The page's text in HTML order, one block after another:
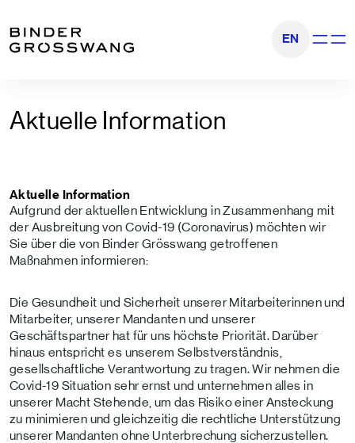
EN
Aktuelle Information
Aktuelle Information
Aufgrund der aktuellen Entwicklung in Zusammenhang mit
der Ausbreitung von Covid-19 (Coronavirus) möchten wir
Sie über die von Binder Grösswang getroffenen
Maßnahmen informieren:
Die Gesundheit und Sicherheit unserer Mitarbeiterinnen und
Mitarbeiter, unserer Mandanten und unserer
Geschäftspartner hat für uns höchste Priorität. Darüber
hinaus entspricht es unserem Selbstverständnis,
gesellschaftliche Verantwortung zu tragen. Wir nehmen die
Covid-19 Situation sehr ernst und unternehmen alles in
unserer Macht Stehende, um das Risiko einer Ansteckung
zu minimieren und gleichzeitig die rechtliche Unterstützung
unserer Mandanten ohne Unterbrechung sicherzustellen.